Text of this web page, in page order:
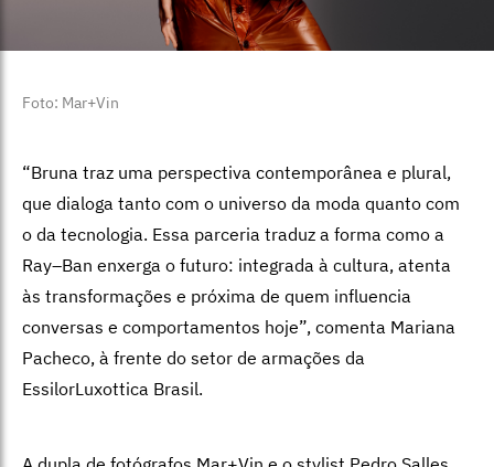
Foto: Mar+Vin
“Bruna traz uma perspectiva contemporânea e plural,
que dialoga tanto com o universo da moda quanto com
o da tecnologia. Essa parceria traduz a forma como a
Ray–Ban enxerga o futuro: integrada à cultura, atenta
às transformações e próxima de quem influencia
conversas e comportamentos hoje”, comenta Mariana
Pacheco, à frente do setor de armações da
EssilorLuxottica Brasil.